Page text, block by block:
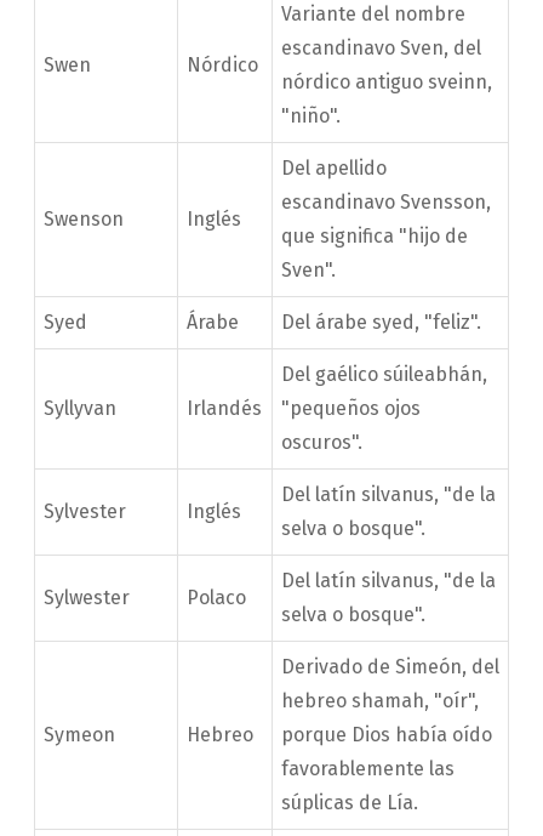
Swen Nórdico
Variante del nombre
escandinavo Sven, del
nórdico antiguo sveinn,
"niño".
Swenson Inglés
Del apellido
escandinavo Svensson,
que significa "hijo de
Sven".
Syed Árabe Del árabe syed, "feliz".
Syllyvan Irlandés
Del gaélico súileabhán,
"pequeños ojos
oscuros".
Sylvester Inglés
Del latín silvanus, "de la
selva o bosque".
Sylwester Polaco
Del latín silvanus, "de la
selva o bosque".
Symeon Hebreo
Derivado de Simeón, del
hebreo shamah, "oír",
porque Dios había oído
favorablemente las
súplicas de Lía.